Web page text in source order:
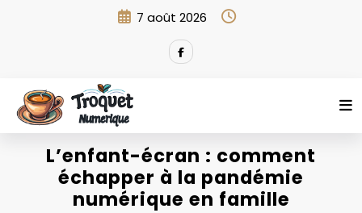
7 août 2026
L’enfant-écran : comment
échapper à la pandémie
numérique en famille